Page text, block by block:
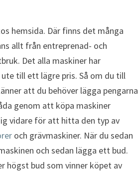
hemsida. Där finns det många
allt från entreprenad- och
Det alla maskiner har
till ett lägre pris. Så om du till
att du behöver lägga pengarna
genom att köpa maskiner
vidare för att hitta den typ av
och grävmaskiner. När du sedan
och sedan lägga ett bud.
högst bud som vinner köpet av